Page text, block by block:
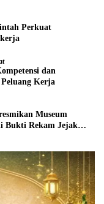
Perkuat
dan
Kerja
Museum
Bukti Rekam Jejak